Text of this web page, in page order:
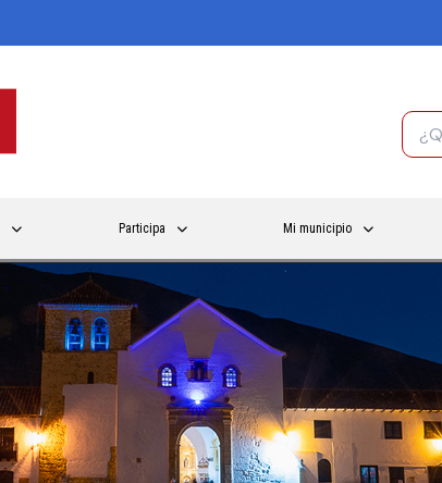
Participa Mi municipio